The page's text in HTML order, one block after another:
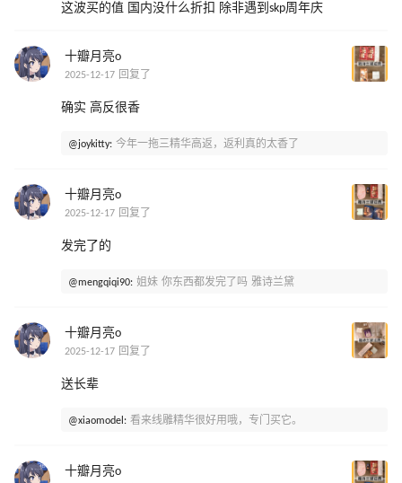
这波买的值 国内没什么折扣 除非遇到skp周年庆
十瓣月亮o
2025-12-17 回复了
确实 高反很香
@joykitty: 今年一拖三精华高返，返利真的太香了
十瓣月亮o
2025-12-17 回复了
发完了的
@mengqiqi90: 姐妹 你东西都发完了吗 雅诗兰黛
十瓣月亮o
2025-12-17 回复了
送长辈
@xiaomodel: 看来线雕精华很好用哦，专门买它。
十瓣月亮o